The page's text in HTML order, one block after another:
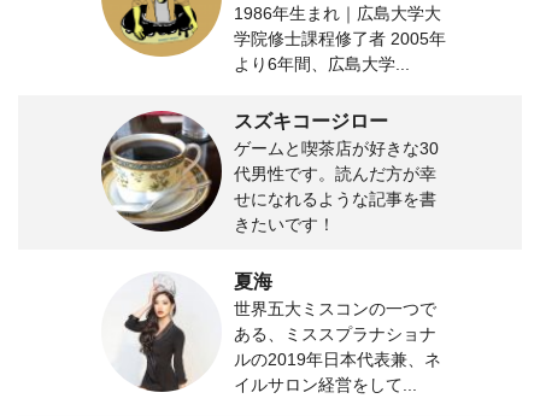
1986年生まれ｜広島大学大
学院修士課程修了者 2005年
より6年間、広島大学...
スズキコージロー
ゲームと喫茶店が好きな30
代男性です。読んだ方が幸
せになれるような記事を書
きたいです！
夏海
世界五大ミスコンの一つで
ある、ミススプラナショナ
ルの2019年日本代表兼、ネ
イルサロン経営をして...